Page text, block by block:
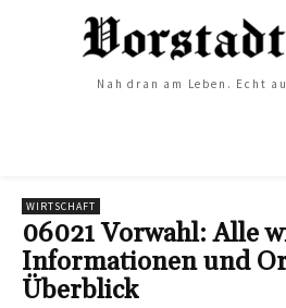
Nah dran am Leben. Echt
WIRTSCHAFT
06021 Vorwahl: Alle
Informationen und
Überblick